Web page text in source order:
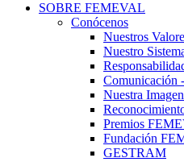
SOBRE FEMEVAL
Conócenos
Nuestros
Nuestro
Comunicación
Nuestra
Premios
Fundación
GESTRAM